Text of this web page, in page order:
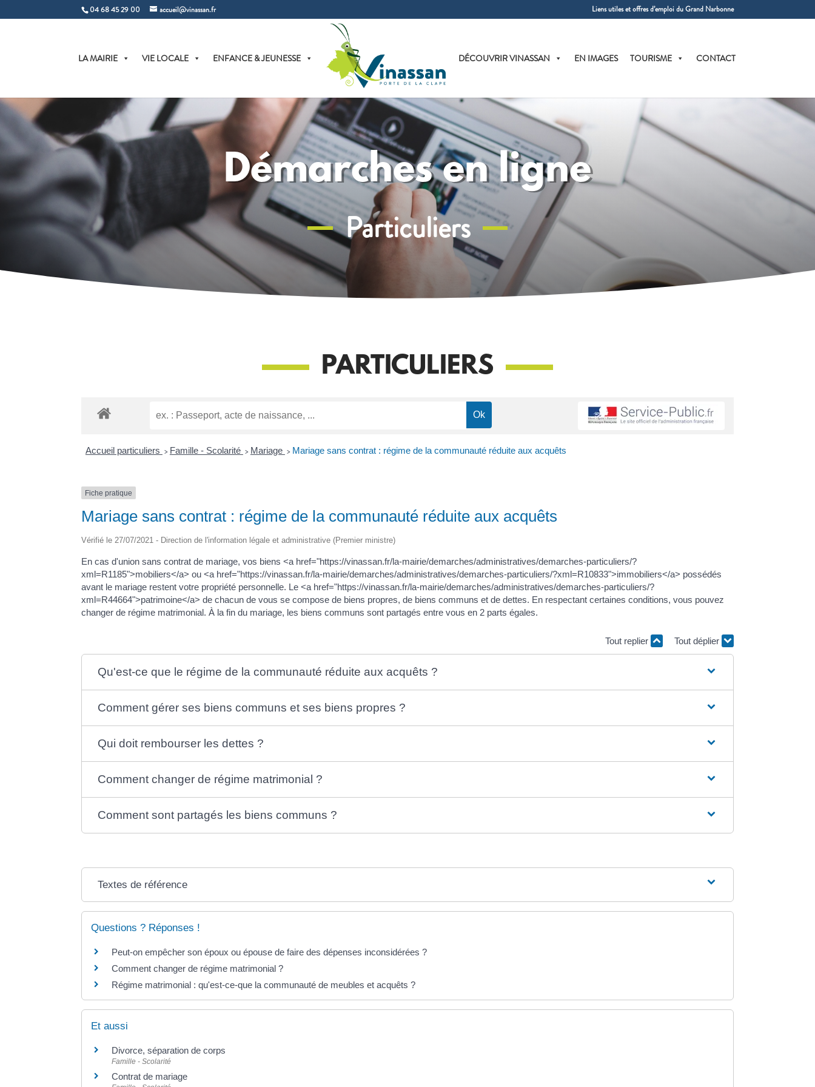
04 68 45 29 00 accueil@vinassan.fr Liens utiles et offres d’emploi du Grand Narbonne
LA MAIRIE VIE LOCALE ENFANCE & JEUNESSE DÉCOUVRIR VINASSAN EN IMAGES TOURISME CONTACT
Démarches en ligne
Particuliers
PARTICULIERS
Accueil particuliers > Famille - Scolarité > Mariage > Mariage sans contrat : régime de la communauté réduite aux acquêts
Fiche pratique
Mariage sans contrat : régime de la communauté réduite aux acquêts
Vérifié le 27/07/2021 - Direction de l'information légale et administrative (Premier ministre)
En cas d'union sans contrat de mariage, vos biens <a href="https://vinassan.fr/la-mairie/demarches/administratives/demarches-particuliers/?
xml=R1185">mobiliers</a> ou <a href="https://vinassan.fr/la-mairie/demarches/administratives/demarches-particuliers/?xml=R10833">immobiliers</a> possédés
avant le mariage restent votre propriété personnelle. Le <a href="https://vinassan.fr/la-mairie/demarches/administratives/demarches-particuliers/?
xml=R44664">patrimoine</a> de chacun de vous se compose de biens propres, de biens communs et de dettes. En respectant certaines conditions, vous pouvez
changer de régime matrimonial. À la fin du mariage, les biens communs sont partagés entre vous en 2 parts égales.
Tout replier Tout déplier
Qu'est-ce que le régime de la communauté réduite aux acquêts ?
Comment gérer ses biens communs et ses biens propres ?
Qui doit rembourser les dettes ?
Comment changer de régime matrimonial ?
Comment sont partagés les biens communs ?
Textes de référence
Questions ? Réponses !
Peut-on empêcher son époux ou épouse de faire des dépenses inconsidérées ?
Comment changer de régime matrimonial ?
Régime matrimonial : qu'est-ce-que la communauté de meubles et acquêts ?
Et aussi
Divorce, séparation de corps
Famille - Scolarité
Contrat de mariage